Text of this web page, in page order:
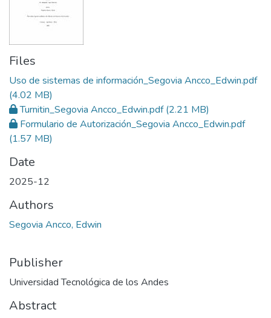
Files
Uso de sistemas de información_Segovia Ancco_Edwin.pdf
(4.02 MB)
Turnitin_Segovia Ancco_Edwin.pdf(2.21 MB)
Formulario de Autorización_Segovia Ancco_Edwin.pdf
(1.57 MB)
Date
2025-12
Authors
Segovia Ancco, Edwin
Publisher
Universidad Tecnológica de los Andes
Abstract